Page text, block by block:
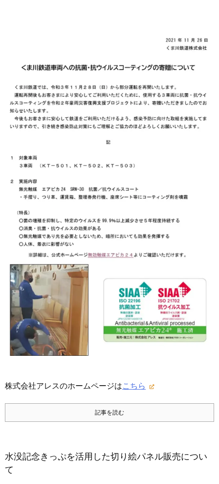
株式会社アレスのホームページはこちら
記事を読む
水没記念きっぷを活用した切り絵パネル販売につい
て